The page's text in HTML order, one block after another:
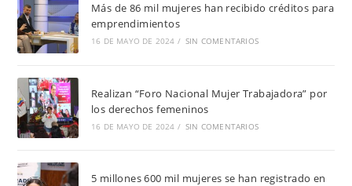
Más de 86 mil mujeres han recibido créditos para
emprendimientos
16 DE MAYO DE 2024 / SIN COMENTARIOS
Realizan “Foro Nacional Mujer Trabajadora” por
los derechos femeninos
16 DE MAYO DE 2024 / SIN COMENTARIOS
5 millones 600 mil mujeres se han registrado en